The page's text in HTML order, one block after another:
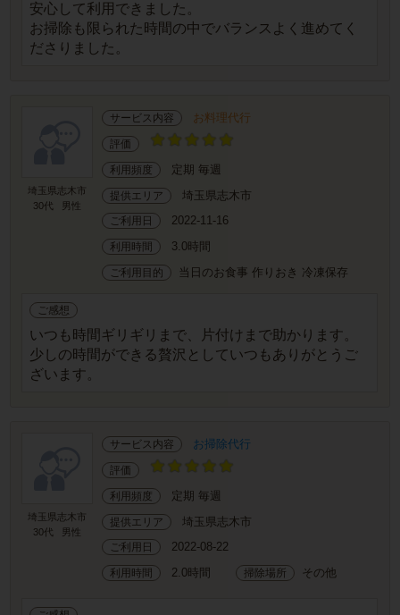
安心して利用できました。
お掃除も限られた時間の中でバランスよく進めてく
ださりました。
埼玉県志木市
30代
男性
サービス内容 お料理代行
評価
利用頻度 定期 毎週
提供エリア 埼玉県志木市
ご利用日 2022-11-16
利用時間 3.0時間
ご利用目的 当日のお食事 作りおき 冷凍保存
ご感想
いつも時間ギリギリまで、片付けまで助かります。
少しの時間ができる贅沢としていつもありがとうご
ざいます。
埼玉県志木市
30代
男性
サービス内容 お掃除代行
評価
利用頻度 定期 毎週
提供エリア 埼玉県志木市
ご利用日 2022-08-22
利用時間 2.0時間 掃除場所 その他